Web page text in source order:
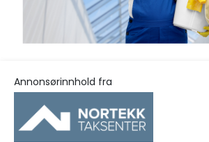
Annonsørinnhold fra